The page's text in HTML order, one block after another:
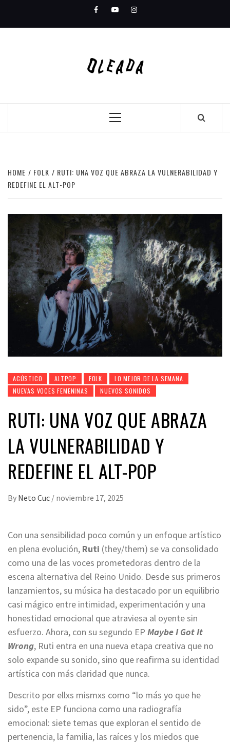
content
FacebookYoutubeInstagram
Primary
HOME FOLK
RUTI: UNA VOZ QUE ABRAZA LA VULNERABILIDAD Y
REDEFINE EL ALT-POP
ACÚSTICO ALTPOP FOLK
LO MEJOR DE LA SEMANA
NUEVAS VOCES FEMENINAS
NUEVOS SONIDOS
RUTI: UNA VOZ QUE ABRAZA
LA VULNERABILIDAD Y
REDEFINE EL ALT-POP
By Neto Cuc / noviembre 17, 2025
Con una sensibilidad poco común y un enfoque artístico
en plena evolución, Ruti (they/them) se va consolidado
como una de las voces prometedoras dentro de la
escena alternativa del Reino Unido. Desde sus primeros
lanzamientos, su música ha destacado por un equilibrio
casi mágico entre intimidad, experimentación y una
honestidad emocional que atraviesa al oyente sin
esfuerzo. Ahora, con su segundo EP Maybe I Got It
Wrong, Ruti entra en una nueva etapa creativa que no
solo expande su sonido, sino que reafirma su identidad
artística con más claridad que nunca.
Descrito por ellxs mismxs como “lo más yo que he
sido”, este EP funciona como una radiografía
emocional: siete temas que exploran el sentido de
pertenencia, la familia, las raíces y los miedos que